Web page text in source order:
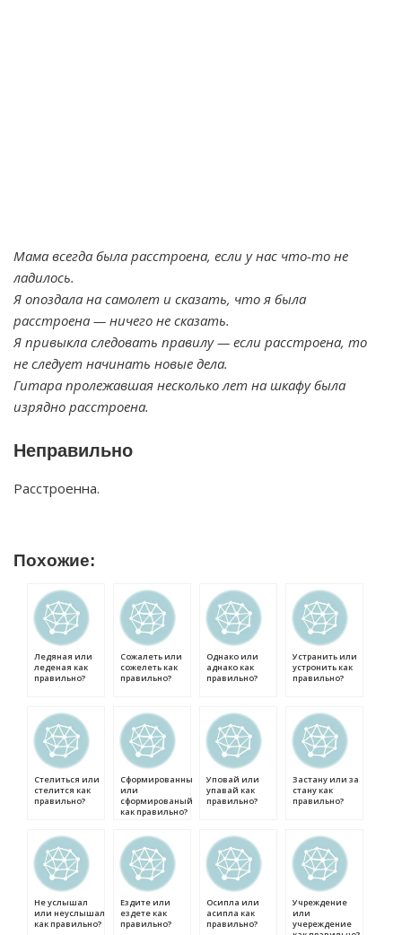
Мама всегда была расстроена, если у нас что-то не
ладилось.
Я опоздала на самолет и сказать, что я была
расстроена — ничего не сказать.
Я привыкла следовать правилу — если расстроена, то
не следует начинать новые дела.
Гитара пролежавшая несколько лет на шкафу была
изрядно расстроена.
Неправильно
Расстроенна.
Похожие:
Ледяная или
леденая как
правильно?
Сожалеть или
сожелеть как
правильно?
Однако или
аднако как
правильно?
Устранить или
устронить как
правильно?
Стелиться или
стелится как
правильно?
Сформированный
или
сформированый
как правильно?
Уповай или
упавай как
правильно?
Застану или за
стану как
правильно?
Не услышал
или неуслышал
как правильно?
Ездите или
ездете как
правильно?
Осипла или
асипла как
правильно?
Учреждение
или
учереждение